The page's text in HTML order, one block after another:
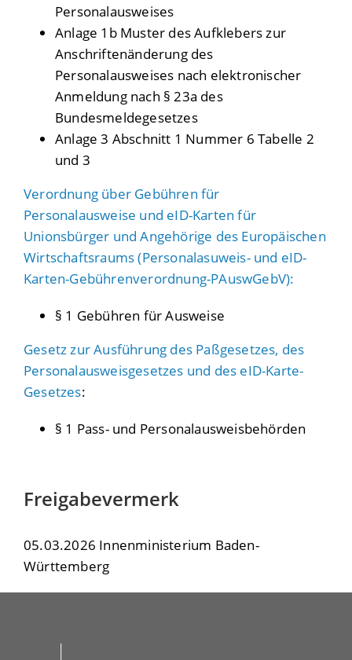
Personalausweises
Anlage 1b Muster des Aufklebers zur
Anschriftenänderung des
Personalausweises nach elektronischer
Anmeldung nach § 23a des
Bundesmeldegesetzes
Anlage 3 Abschnitt 1 Nummer 6 Tabelle 2
und 3
Verordnung über Gebühren für
Personalausweise und eID-Karten für
Unionsbürger und Angehörige des Europäischen
Wirtschaftsraums (Personalasuweis- und eID-
Karten-Gebührenverordnung-PAuswGebV):
§ 1 Gebühren für Ausweise
Gesetz zur Ausführung des Paßgesetzes, des
Personalausweisgesetzes und des eID-Karte-
Gesetzes:
§ 1 Pass- und Personalausweisbehörden
Freigabevermerk
05.03.2026 Innenministerium Baden-
Württemberg